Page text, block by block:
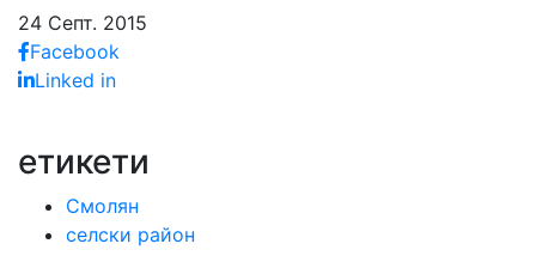
24 Септ. 2015
Facebook
Linked in
етикети
Смолян
селски район